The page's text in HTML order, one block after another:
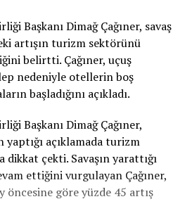
Başkanı Dimağ Çağıner, savaş
artışın turizm sektörünü
belirtti. Çağıner, uçuş
nedeniyle otellerin boş
başladığını açıkladı.
Başkanı Dimağ Çağıner,
açıklamada turizm
çekti. Savaşın yarattığı
ettiğini vurgulayan Çağıner,
göre yüzde 45 artış